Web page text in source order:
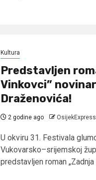
Kultura
Predstavljen
Vinkovci”
Draženovića!
2 godine ago
U okviru 31. Festivala
Vukovarsko–srijemskoj
predstavljen roman „Zadnja